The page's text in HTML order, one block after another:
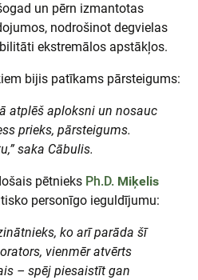
un pērn izmantotas
nodrošinot degvielas
ekstremālos apstākļos.
bijis patīkams pārsteigums:
atplēš aploksni un nosauc
prieks, pārsteigums.
saka Cābulis.
pētnieks Ph.D. Miķelis
personīgo ieguldījumu:
ko arī parāda šī
vienmēr atvērts
– spēj piesaistīt gan